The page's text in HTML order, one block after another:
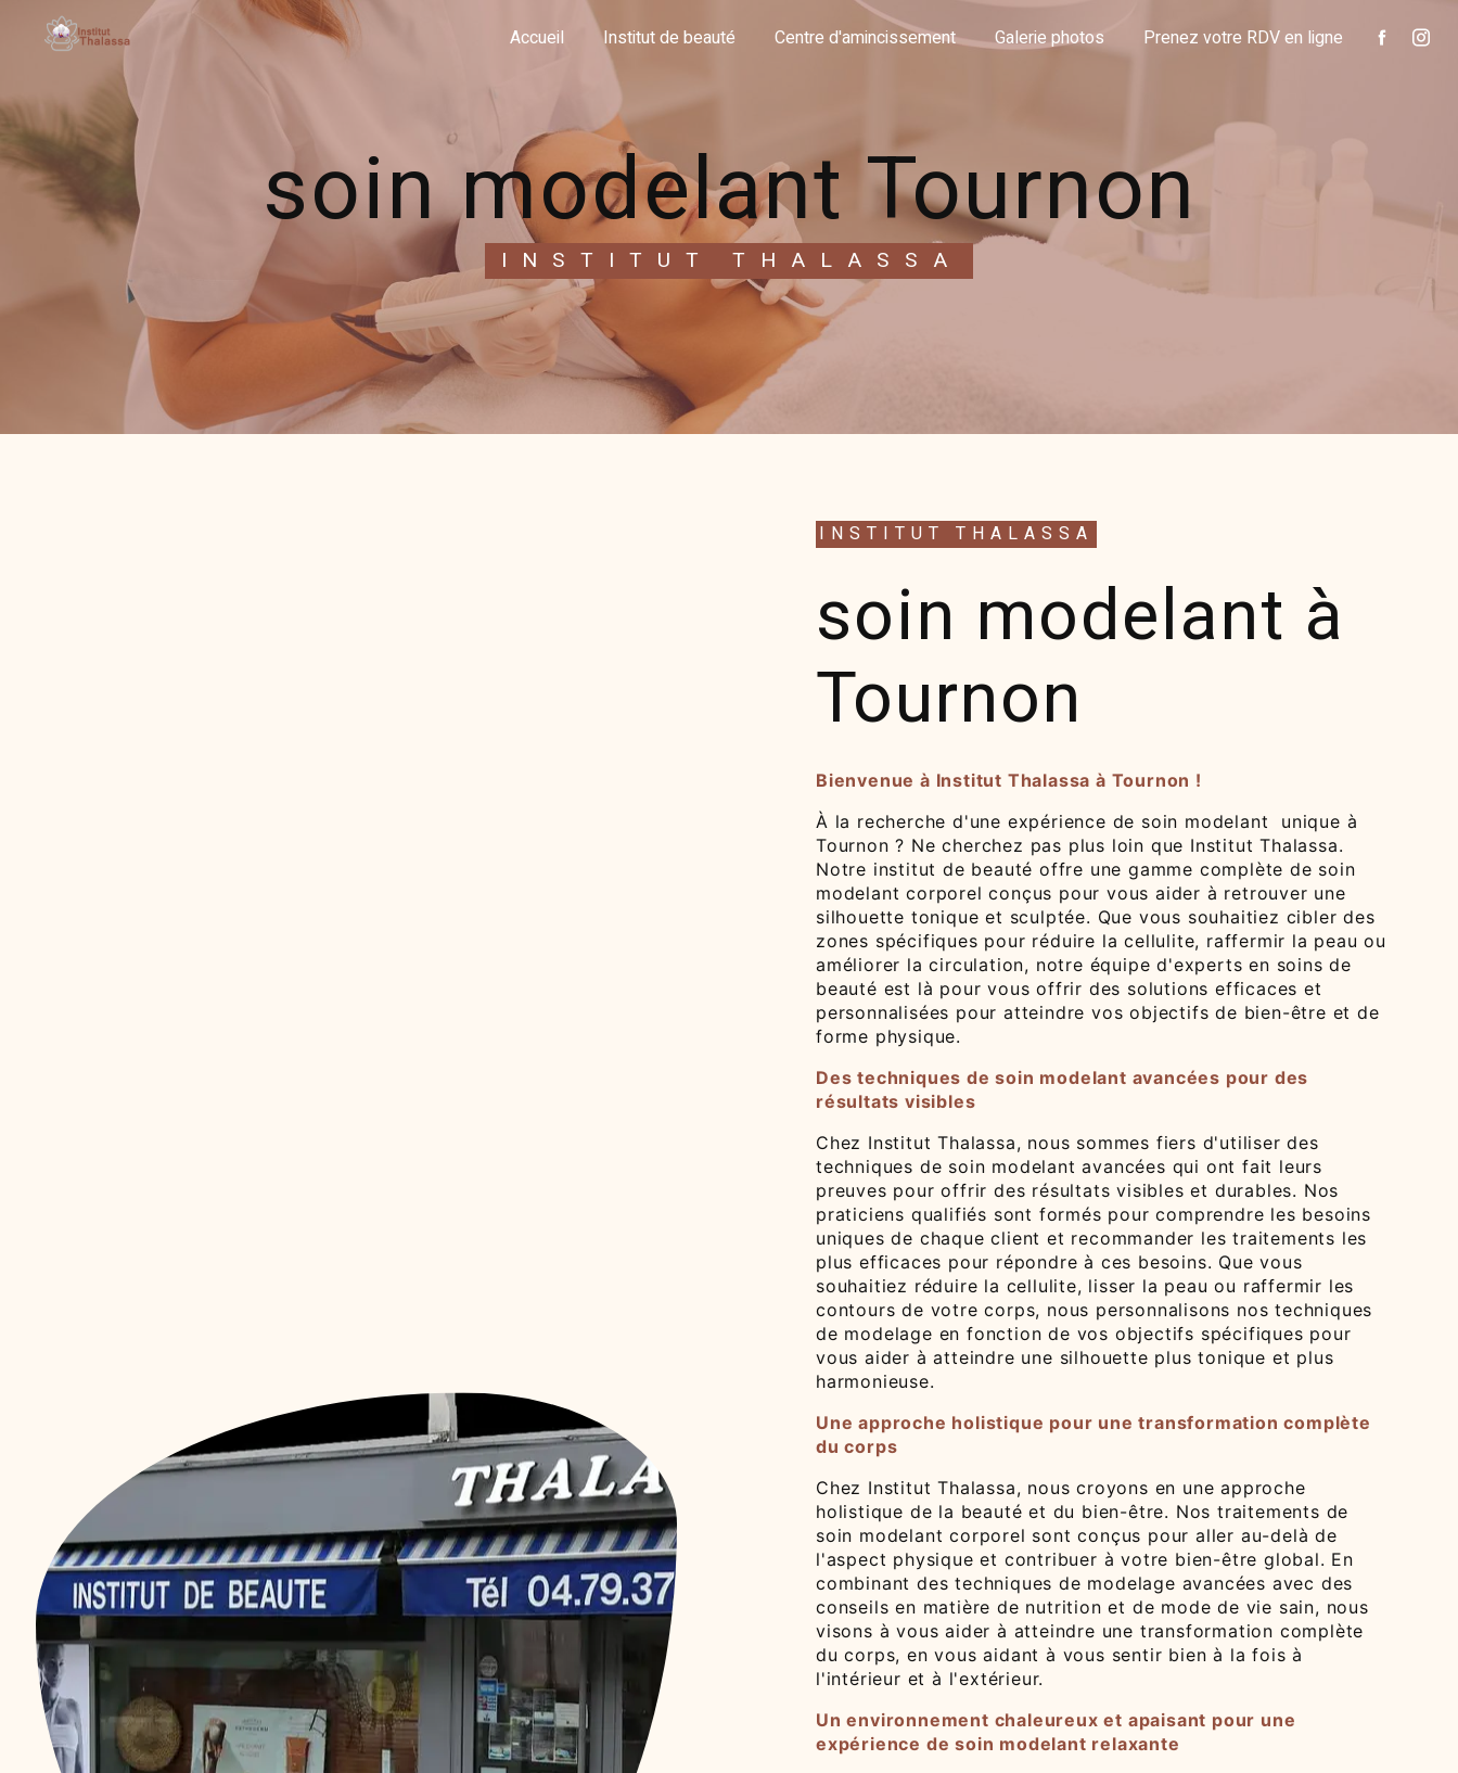
Accueil Institut de beauté Centre d'amincissement Galerie photos Prenez votre RDV en ligne
soin modelant Tournon
INSTITUT THALASSA
INSTITUT THALASSA
soin modelant à
Tournon
Bienvenue à Institut Thalassa à Tournon !
À la recherche d'une expérience de soin modelant unique à
Tournon ? Ne cherchez pas plus loin que Institut Thalassa.
Notre institut de beauté offre une gamme complète de soin
modelant corporel conçus pour vous aider à retrouver une
silhouette tonique et sculptée. Que vous souhaitiez cibler des
zones spécifiques pour réduire la cellulite, raffermir la peau ou
améliorer la circulation, notre équipe d'experts en soins de
beauté est là pour vous offrir des solutions efficaces et
personnalisées pour atteindre vos objectifs de bien-être et de
forme physique.
Des techniques de soin modelant avancées pour des
résultats visibles
Chez Institut Thalassa, nous sommes fiers d'utiliser des
techniques de soin modelant avancées qui ont fait leurs
preuves pour offrir des résultats visibles et durables. Nos
praticiens qualifiés sont formés pour comprendre les besoins
uniques de chaque client et recommander les traitements les
plus efficaces pour répondre à ces besoins. Que vous
souhaitiez réduire la cellulite, lisser la peau ou raffermir les
contours de votre corps, nous personnalisons nos techniques
de modelage en fonction de vos objectifs spécifiques pour
vous aider à atteindre une silhouette plus tonique et plus
harmonieuse.
Une approche holistique pour une transformation complète
du corps
Chez Institut Thalassa, nous croyons en une approche
holistique de la beauté et du bien-être. Nos traitements de
soin modelant corporel sont conçus pour aller au-delà de
l'aspect physique et contribuer à votre bien-être global. En
combinant des techniques de modelage avancées avec des
conseils en matière de nutrition et de mode de vie sain, nous
visons à vous aider à atteindre une transformation complète
du corps, en vous aidant à vous sentir bien à la fois à
l'intérieur et à l'extérieur.
Un environnement chaleureux et apaisant pour une
expérience de soin modelant relaxante
Panneau de gestion des cookies